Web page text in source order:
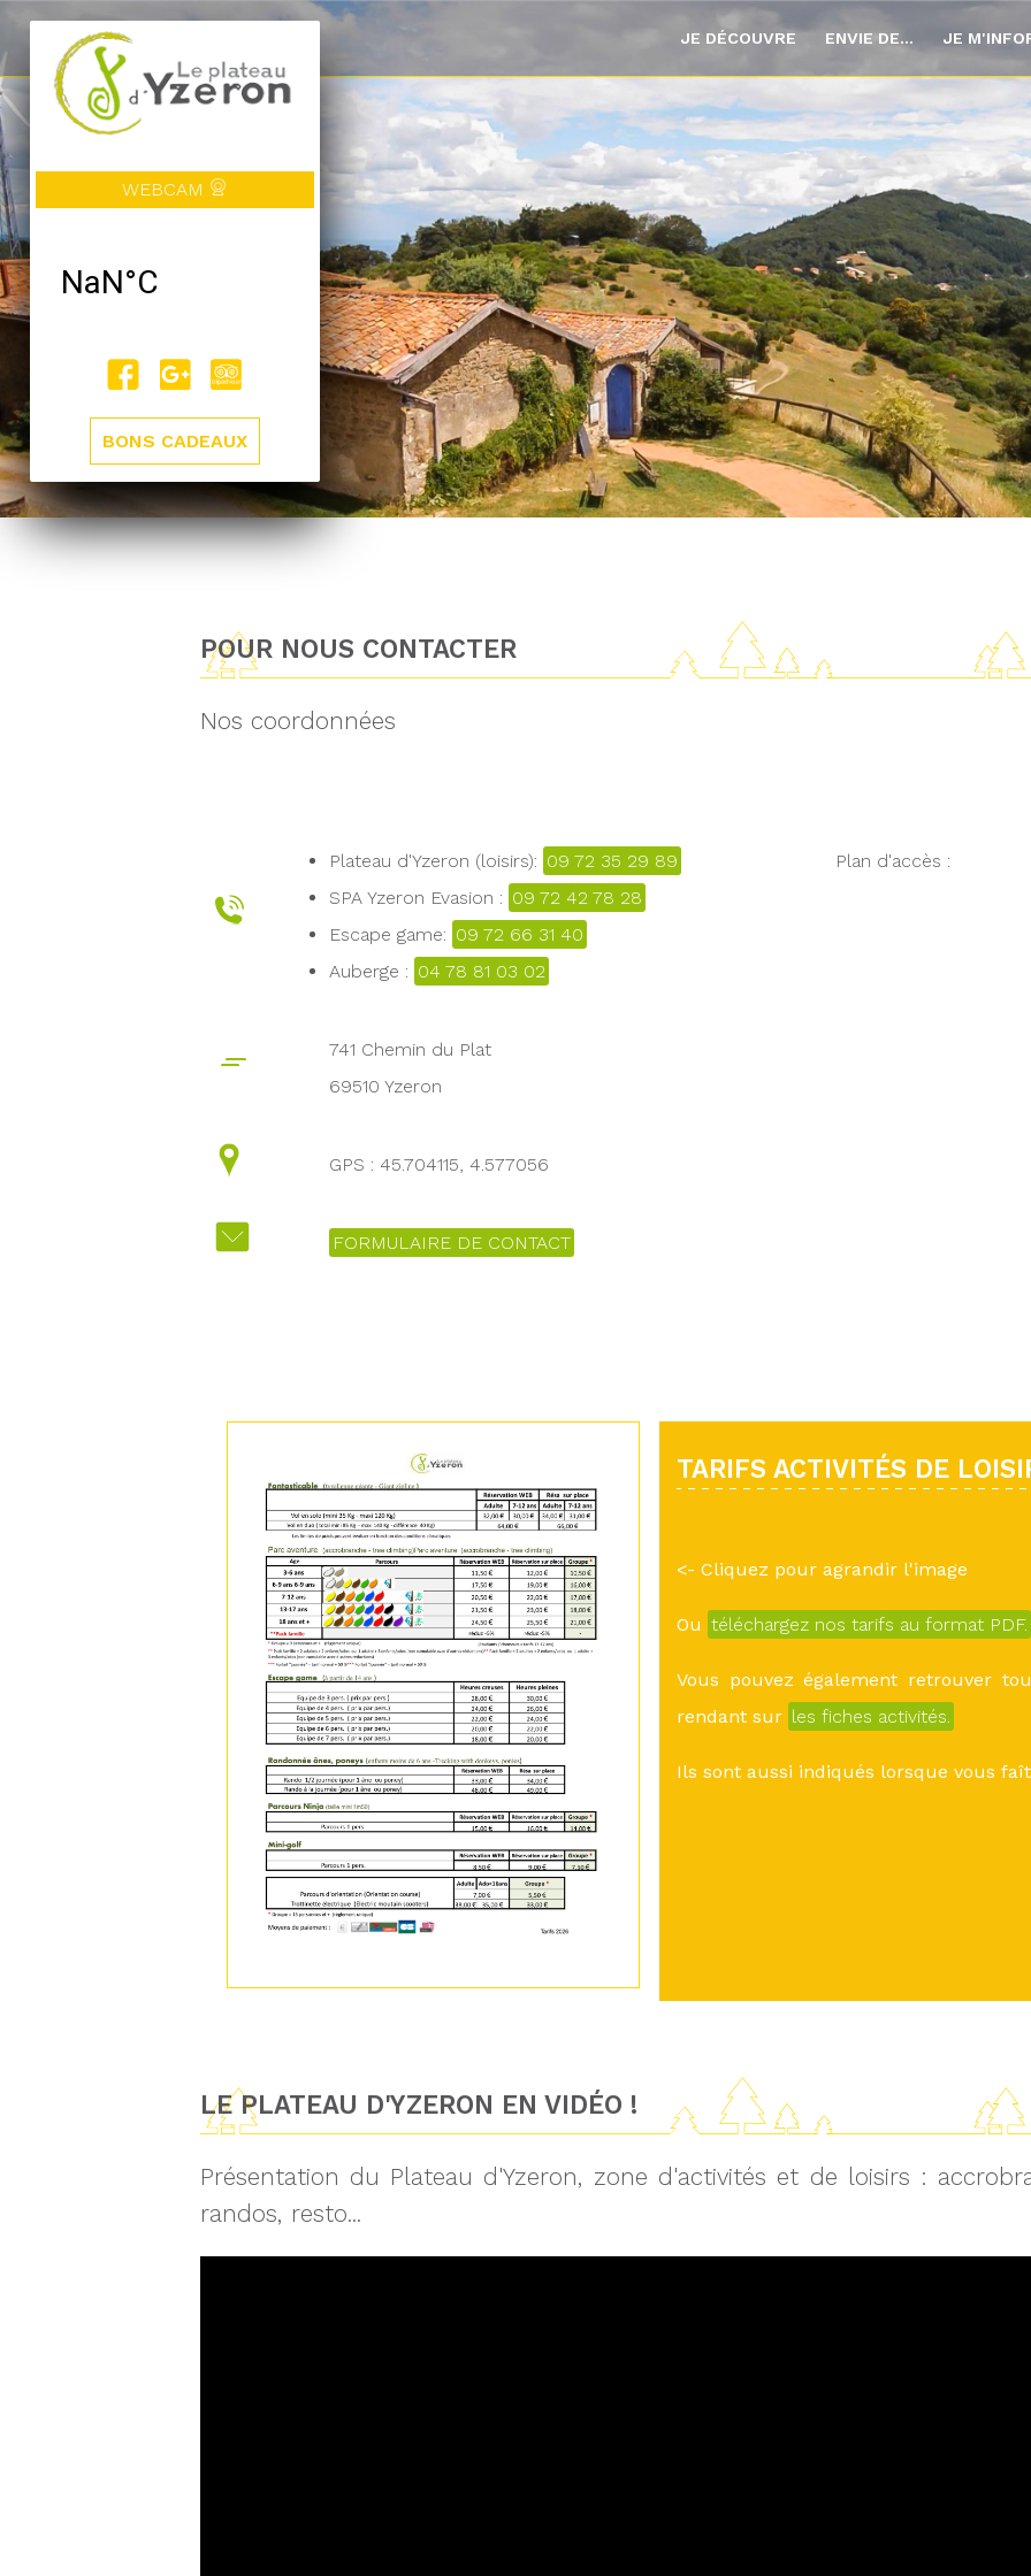
WEBCAM
BONS CADEAUX
JE DÉCOUVRE ENVIE DE... JE
POUR NOUS CONTACTER
Nos coordonnées
Plateau d'Yzeron (loisirs): 09 72 35 29 89
SPA Yzeron Evasion : 09 72 42 78 28
Escape game: 09 72 66 31 40
Auberge : 04 78 81 03 02
Plan d'accès :
741 Chemin du Plat
69510 Yzeron
GPS : 45.704115, 4.577056
FORMULAIRE DE CONTACT
TARIFS ACTIVITÉS DE
<- Cliquez pour agrandir l'image
Ou téléchargez nos tarifs au format PDF.
Vous pouvez également retrouver
rendant sur les fiches activités.
Ils sont aussi indiqués lorsque vous
LE PLATEAU D'YZERON EN VIDÉO !
Présentation du Plateau d'Yzeron, zone d'activités et de loisirs :
randos, resto...